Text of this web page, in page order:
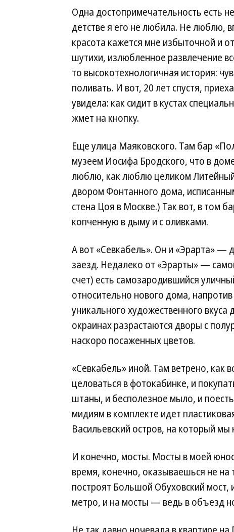
Одна достопримечательность есть
детстве я его не любила. Не люблю,
красота кажется мне избыточной и
шутихи, излюбленное развлечение
то высокотехнологичная история:
поливать. И вот, 20 лет спустя,
увидела: как сидит в кустах
жмет на кнопку.
Еще улица Маяковского. Там бар
музеем Иосифа Бродского, что в
люблю, как люблю целиком
двором Фонтанного дома,
стена Цоя в Москве.) Так вот, в том
копченную в дыму и с оливками.
А вот «Севкабель». Он и «Эрарта» —
заезд. Недалеко от «Эрарты» —
счет) есть самозародившийся
относительно нового дома,
уникального художественного
окраинах разрастаются дворы с
наскоро посаженных цветов.
«Севкабель» иной. Там ветрено, как
целоваться в фотокабинке, и
штаны, и бесполезное мыло, и
мидиям в комплекте идет
Васильевский остров, на который
И конечно, мосты. Мосты в моей
время, конечно, оказываешься не
построят Большой Обуховский
метро, и на мосты — ведь в объезд